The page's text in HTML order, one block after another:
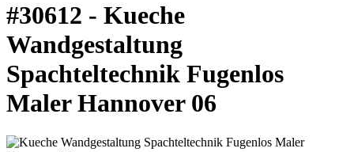
#30612 - Kueche
Wandgestaltung
Spachteltechnik Fugenlos
Maler Hannover 06